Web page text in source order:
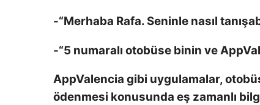
-“Merhaba Rafa. Seninle nasıl
-“5 numaralı otobüse binin ve
AppValencia gibi uygulamalar,
ödenmesi konusunda eş zamanlı